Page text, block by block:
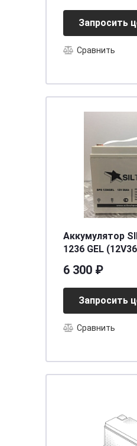
Запросить
Сравнить
Аккумулятор
1236 GEL
6 300 ₽
Запросить
Сравнить